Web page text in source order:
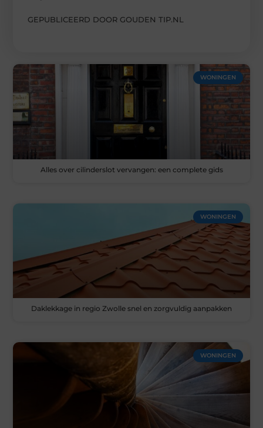
GEPUBLICEERD DOOR GOUDEN TIP.NL
WONINGEN
Alles over cilinderslot vervangen: een complete gids
WONINGEN
Daklekkage in regio Zwolle snel en zorgvuldig aanpakken
WONINGEN